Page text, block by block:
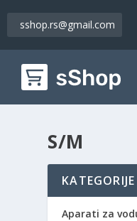
sshop.rs@gmail.com
S/M
KATEGORIJE
Aparati za